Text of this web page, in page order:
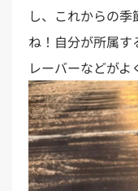
し、これからの
ね！自分が所属す
レーバーなどがよ